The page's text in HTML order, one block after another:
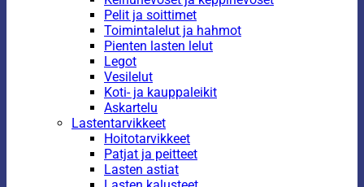
Pelit ja soittimet
Toimintalelut ja hahmot
Pienten lasten lelut
Legot
Vesilelut
Koti- ja kauppaleikit
Askartelu
Lastentarvikkeet
Hoitotarvikkeet
Patjat ja peitteet
Lasten astiat